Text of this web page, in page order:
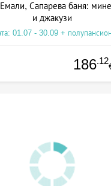
Сапарева баня:
и джакузи
01.07 - 30.09 + полупансион
186.12